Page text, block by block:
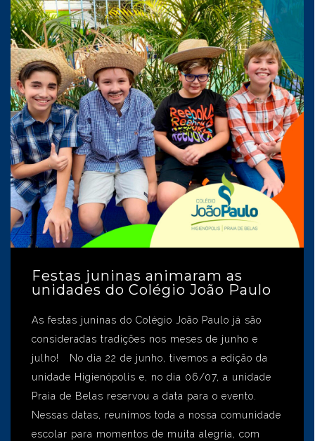
Festas juninas animaram as
unidades do Colégio João Paulo
As festas juninas do Colégio João Paulo já são
consideradas tradições nos meses de junho e
julho! No dia 22 de junho, tivemos a edição da
unidade Higienópolis e, no dia 06/07, a unidade
Praia de Belas reservou a data para o evento.
Nessas datas, reunimos toda a nossa comunidade
escolar para momentos de muita alegria, com